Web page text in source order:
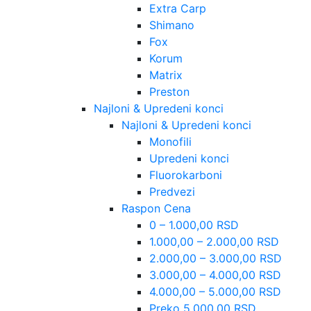
Extra Carp
Shimano
Fox
Korum
Matrix
Preston
Najloni & Upredeni konci
Najloni & Upredeni konci
Monofili
Upredeni konci
Fluorokarboni
Predvezi
Raspon Cena
0 – 1.000,00 RSD
1.000,00 – 2.000,00 RSD
2.000,00 – 3.000,00 RSD
3.000,00 – 4.000,00 RSD
4.000,00 – 5.000,00 RSD
Preko 5.000,00 RSD